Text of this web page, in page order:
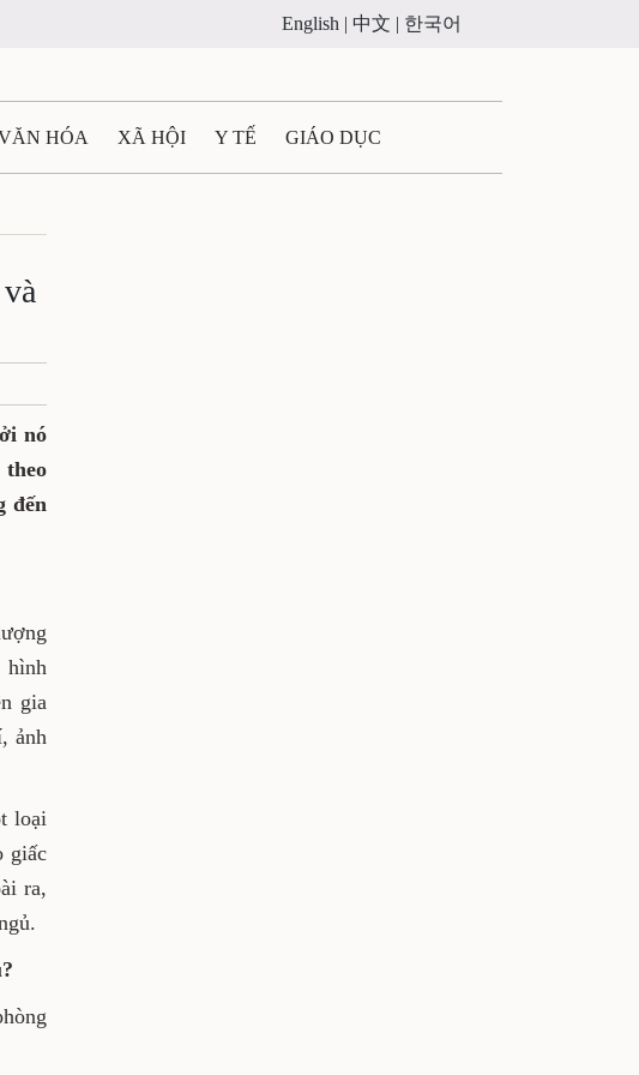
English | 中文 | 한국어
HÓA XÃ HỘI Y TẾ GIÁO DỤC
TIN - QUẢNG CÁO
nó
đến
hình
gia
ảnh
loại
giấc
ra,